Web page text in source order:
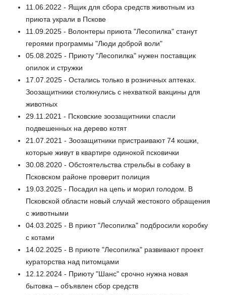
11.06.2022 - Ящик для сбора средств животным из
приюта украли в Пскове
11.09.2025 - Волонтеры приюта "Лесопилка" станут
героями программы "Люди доброй воли"
05.08.2025 - Приюту "Лесопилка" нужен поставщик
опилок и стружки
17.07.2025 - Остались только в розничных аптеках.
Зоозащитники столкнулись с нехваткой вакцины для
животных
29.11.2021 - Псковские зоозащитники спасли
подвешенных на дерево котят
21.07.2021 - Зоозащитники пристраивают 74 кошки,
которые живут в квартире одинокой псковички
30.08.2020 - Обстоятельства стрельбы в собаку в
Псковском районе проверит полиция
19.03.2025 - Посадил на цепь и морил голодом. В
Псковской области новый случай жестокого обращения
с животными
04.03.2025 - В приют "Лесопилка" подбросили коробку
с котами
14.02.2025 - В приюте "Лесопилка" развивают проект
кураторства над питомцами
12.12.2024 - Приюту "Шанс" срочно нужна новая
бытовка – объявлен сбор средств